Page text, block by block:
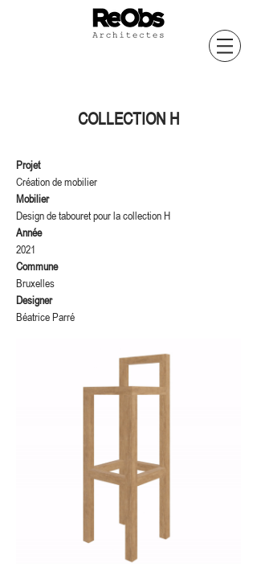
COLLECTION H
Projet
Création de mobilier
Mobilier
Design de tabouret pour la collection H
Année
2021
Commune
Bruxelles
Designer
Béatrice Parré